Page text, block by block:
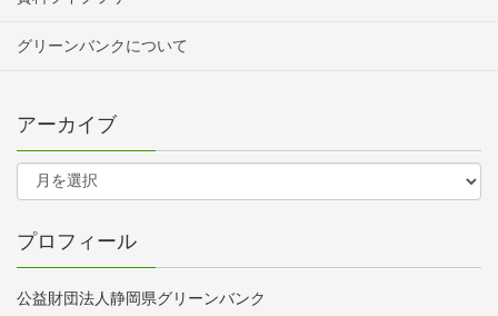
グリーンバンクについて
アーカイブ
プロフィール
公益財団法人静岡県グリーンバンク